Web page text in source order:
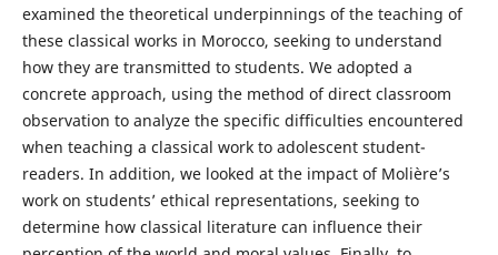
examined the theoretical underpinnings of the teaching of
these classical works in Morocco, seeking to understand
how they are transmitted to students. We adopted a
concrete approach, using the method of direct classroom
observation to analyze the specific difficulties encountered
when teaching a classical work to adolescent student-
readers. In addition, we looked at the impact of Molière’s
work on students’ ethical representations, seeking to
determine how classical literature can influence their